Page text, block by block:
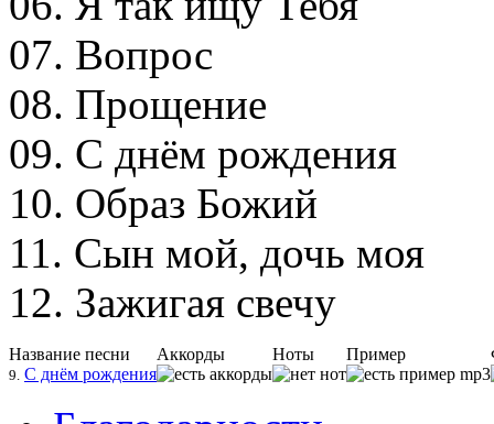
07. Вопрос
08. Прощение
09. С днём рождения
10. Образ Божий
11. Сын мой, дочь моя
12. Зажигая свечу
Название песни Аккорды Ноты Пример
9. С днём рождения